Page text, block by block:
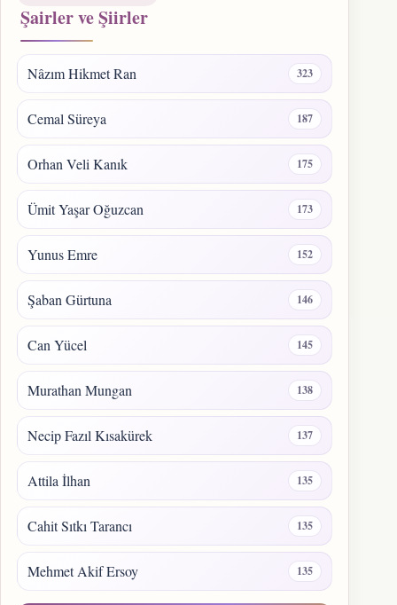
Şairler ve Şiirler
Nâzım Hikmet Ran 323
Cemal Süreya 187
Orhan Veli Kanık 175
Ümit Yaşar Oğuzcan 173
Yunus Emre 152
Şaban Gürtuna 146
Can Yücel 145
Murathan Mungan 138
Necip Fazıl Kısakürek 137
Attila İlhan 135
Cahit Sıtkı Tarancı 135
Mehmet Akif Ersoy 135